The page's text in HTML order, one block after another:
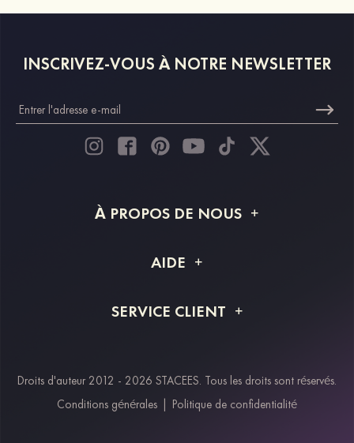
INSCRIVEZ-VOUS À NOTRE NEWSLETTER
À PROPOS DE NOUS
Livraison
AIDE
Retour et remboursement
SERVICE CLIENT
Modes de paiement
Klarna
Droits d'auteur 2012 - 2026 STACEES. Tous les droits sont réservés.
Conditions générales
Politique de confidentialité